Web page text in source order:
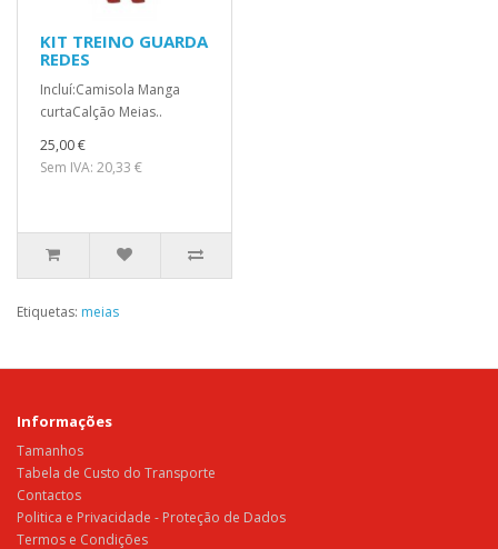
KIT TREINO GUARDA
REDES
Incluí:Camisola Manga
curtaCalção Meias..
25,00 €
Sem IVA: 20,33 €
Etiquetas: meias
Informações
Tamanhos
Tabela de Custo do Transporte
Contactos
Politica e Privacidade - Proteção de Dados
Termos e Condições